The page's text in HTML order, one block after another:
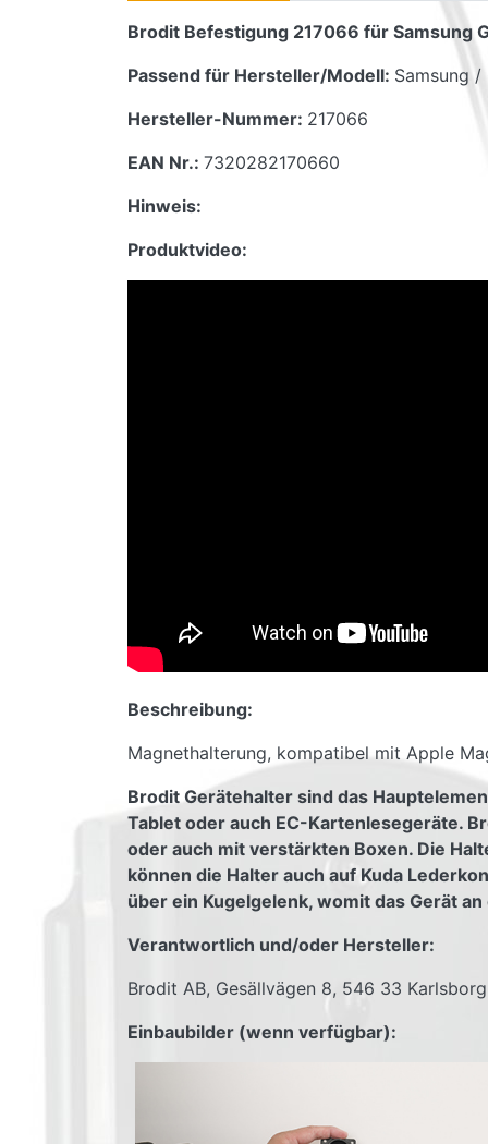
Brodit Befestigung 217066 für Samsung
Passend für Hersteller/Modell: Samsung /
Hersteller-Nummer: 217066
EAN Nr.: 7320282170660
Hinweis:
Produktvideo:
Beschreibung:
Magnethalterung, kompatibel mit Apple
Brodit Gerätehalter sind das
Tablet oder auch EC-Kartenlesegeräte.
oder auch mit verstärkten Boxen. Die
können die Halter auch auf Kuda
über ein Kugelgelenk, womit das Gerät
Verantwortlich und/oder Hersteller:
Brodit AB, Gesällvägen 8, 546 33
Einbaubilder (wenn verfügbar):